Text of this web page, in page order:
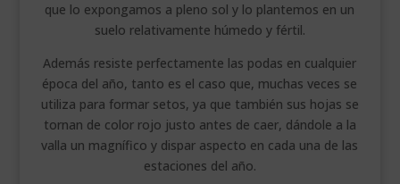
que lo expongamos a pleno sol y lo plantemos en un
suelo relativamente húmedo y fértil.
Además resiste perfectamente las podas en cualquier
época del año, tanto es el caso que, muchas veces se
utiliza para formar setos, ya que también sus hojas se
tornan de color rojo justo antes de caer, dándole a la
valla un magnífico y dispar aspecto en cada una de las
estaciones del año.